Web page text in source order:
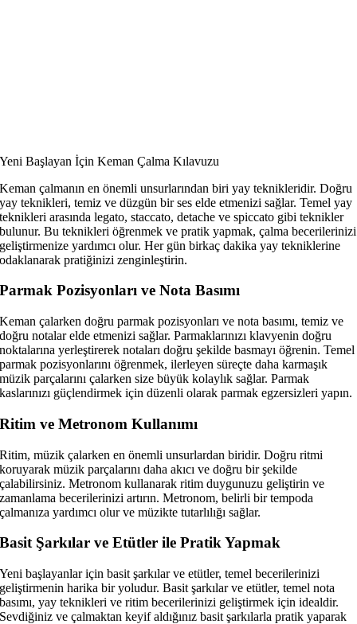
Yeni Başlayan İçin Keman Çalma Kılavuzu
Keman çalmanın en önemli unsurlarından biri yay teknikleridir. Doğru
yay teknikleri, temiz ve düzgün bir ses elde etmenizi sağlar. Temel yay
teknikleri arasında legato, staccato, detache ve spiccato gibi teknikler
bulunur. Bu teknikleri öğrenmek ve pratik yapmak, çalma becerilerinizi
geliştirmenize yardımcı olur. Her gün birkaç dakika yay tekniklerine
odaklanarak pratiğinizi zenginleştirin.
Parmak Pozisyonları ve Nota Basımı
Keman çalarken doğru parmak pozisyonları ve nota basımı, temiz ve
doğru notalar elde etmenizi sağlar. Parmaklarınızı klavyenin doğru
noktalarına yerleştirerek notaları doğru şekilde basmayı öğrenin. Temel
parmak pozisyonlarını öğrenmek, ilerleyen süreçte daha karmaşık
müzik parçalarını çalarken size büyük kolaylık sağlar. Parmak
kaslarınızı güçlendirmek için düzenli olarak parmak egzersizleri yapın.
Ritim ve Metronom Kullanımı
Ritim, müzik çalarken en önemli unsurlardan biridir. Doğru ritmi
koruyarak müzik parçalarını daha akıcı ve doğru bir şekilde
çalabilirsiniz. Metronom kullanarak ritim duygunuzu geliştirin ve
zamanlama becerilerinizi artırın. Metronom, belirli bir tempoda
çalmanıza yardımcı olur ve müzikte tutarlılığı sağlar.
Basit Şarkılar ve Etütler ile Pratik Yapmak
Yeni başlayanlar için basit şarkılar ve etütler, temel becerilerinizi
geliştirmenin harika bir yoludur. Basit şarkılar ve etütler, temel nota
basımı, yay teknikleri ve ritim becerilerinizi geliştirmek için idealdir.
Sevdiğiniz ve çalmaktan keyif aldığınız basit şarkılarla pratik yaparak